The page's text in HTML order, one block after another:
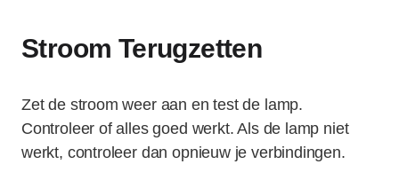
Stroom Terugzetten
Zet de stroom weer aan en test de lamp.
Controleer of alles goed werkt. Als de lamp niet
werkt, controleer dan opnieuw je verbindingen.